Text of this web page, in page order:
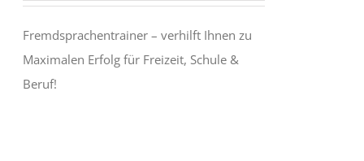
Fremdsprachentrainer – verhilft Ihnen zu
Maximalen Erfolg für Freizeit, Schule &
Beruf!